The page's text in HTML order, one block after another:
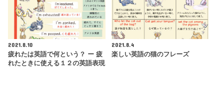
2021.8.10
疲れたは英語で何という？ ー 疲
れたときに使える１２の英語表現
2021.8.4
楽しい英語の猫のフレーズ